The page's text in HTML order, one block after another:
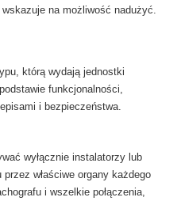
na możliwość nadużyć.
którą wydają jednostki
funkcjonalności,
i bezpieczeństwa.
wyłącznie instalatorzy lub
właściwe organy każdego
i wszelkie połączenia,